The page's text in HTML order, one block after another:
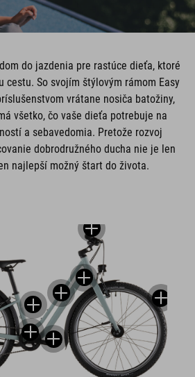
do jazdenia pre rastúce dieťa, ktoré
cestu. So svojím štýlovým rámom Easy
vrátane nosiča batožiny,
všetko, čo vaše dieťa potrebuje na
a sebavedomia. Pretože rozvoj
dobrodružného ducha nie je len
najlepší možný štart do života.